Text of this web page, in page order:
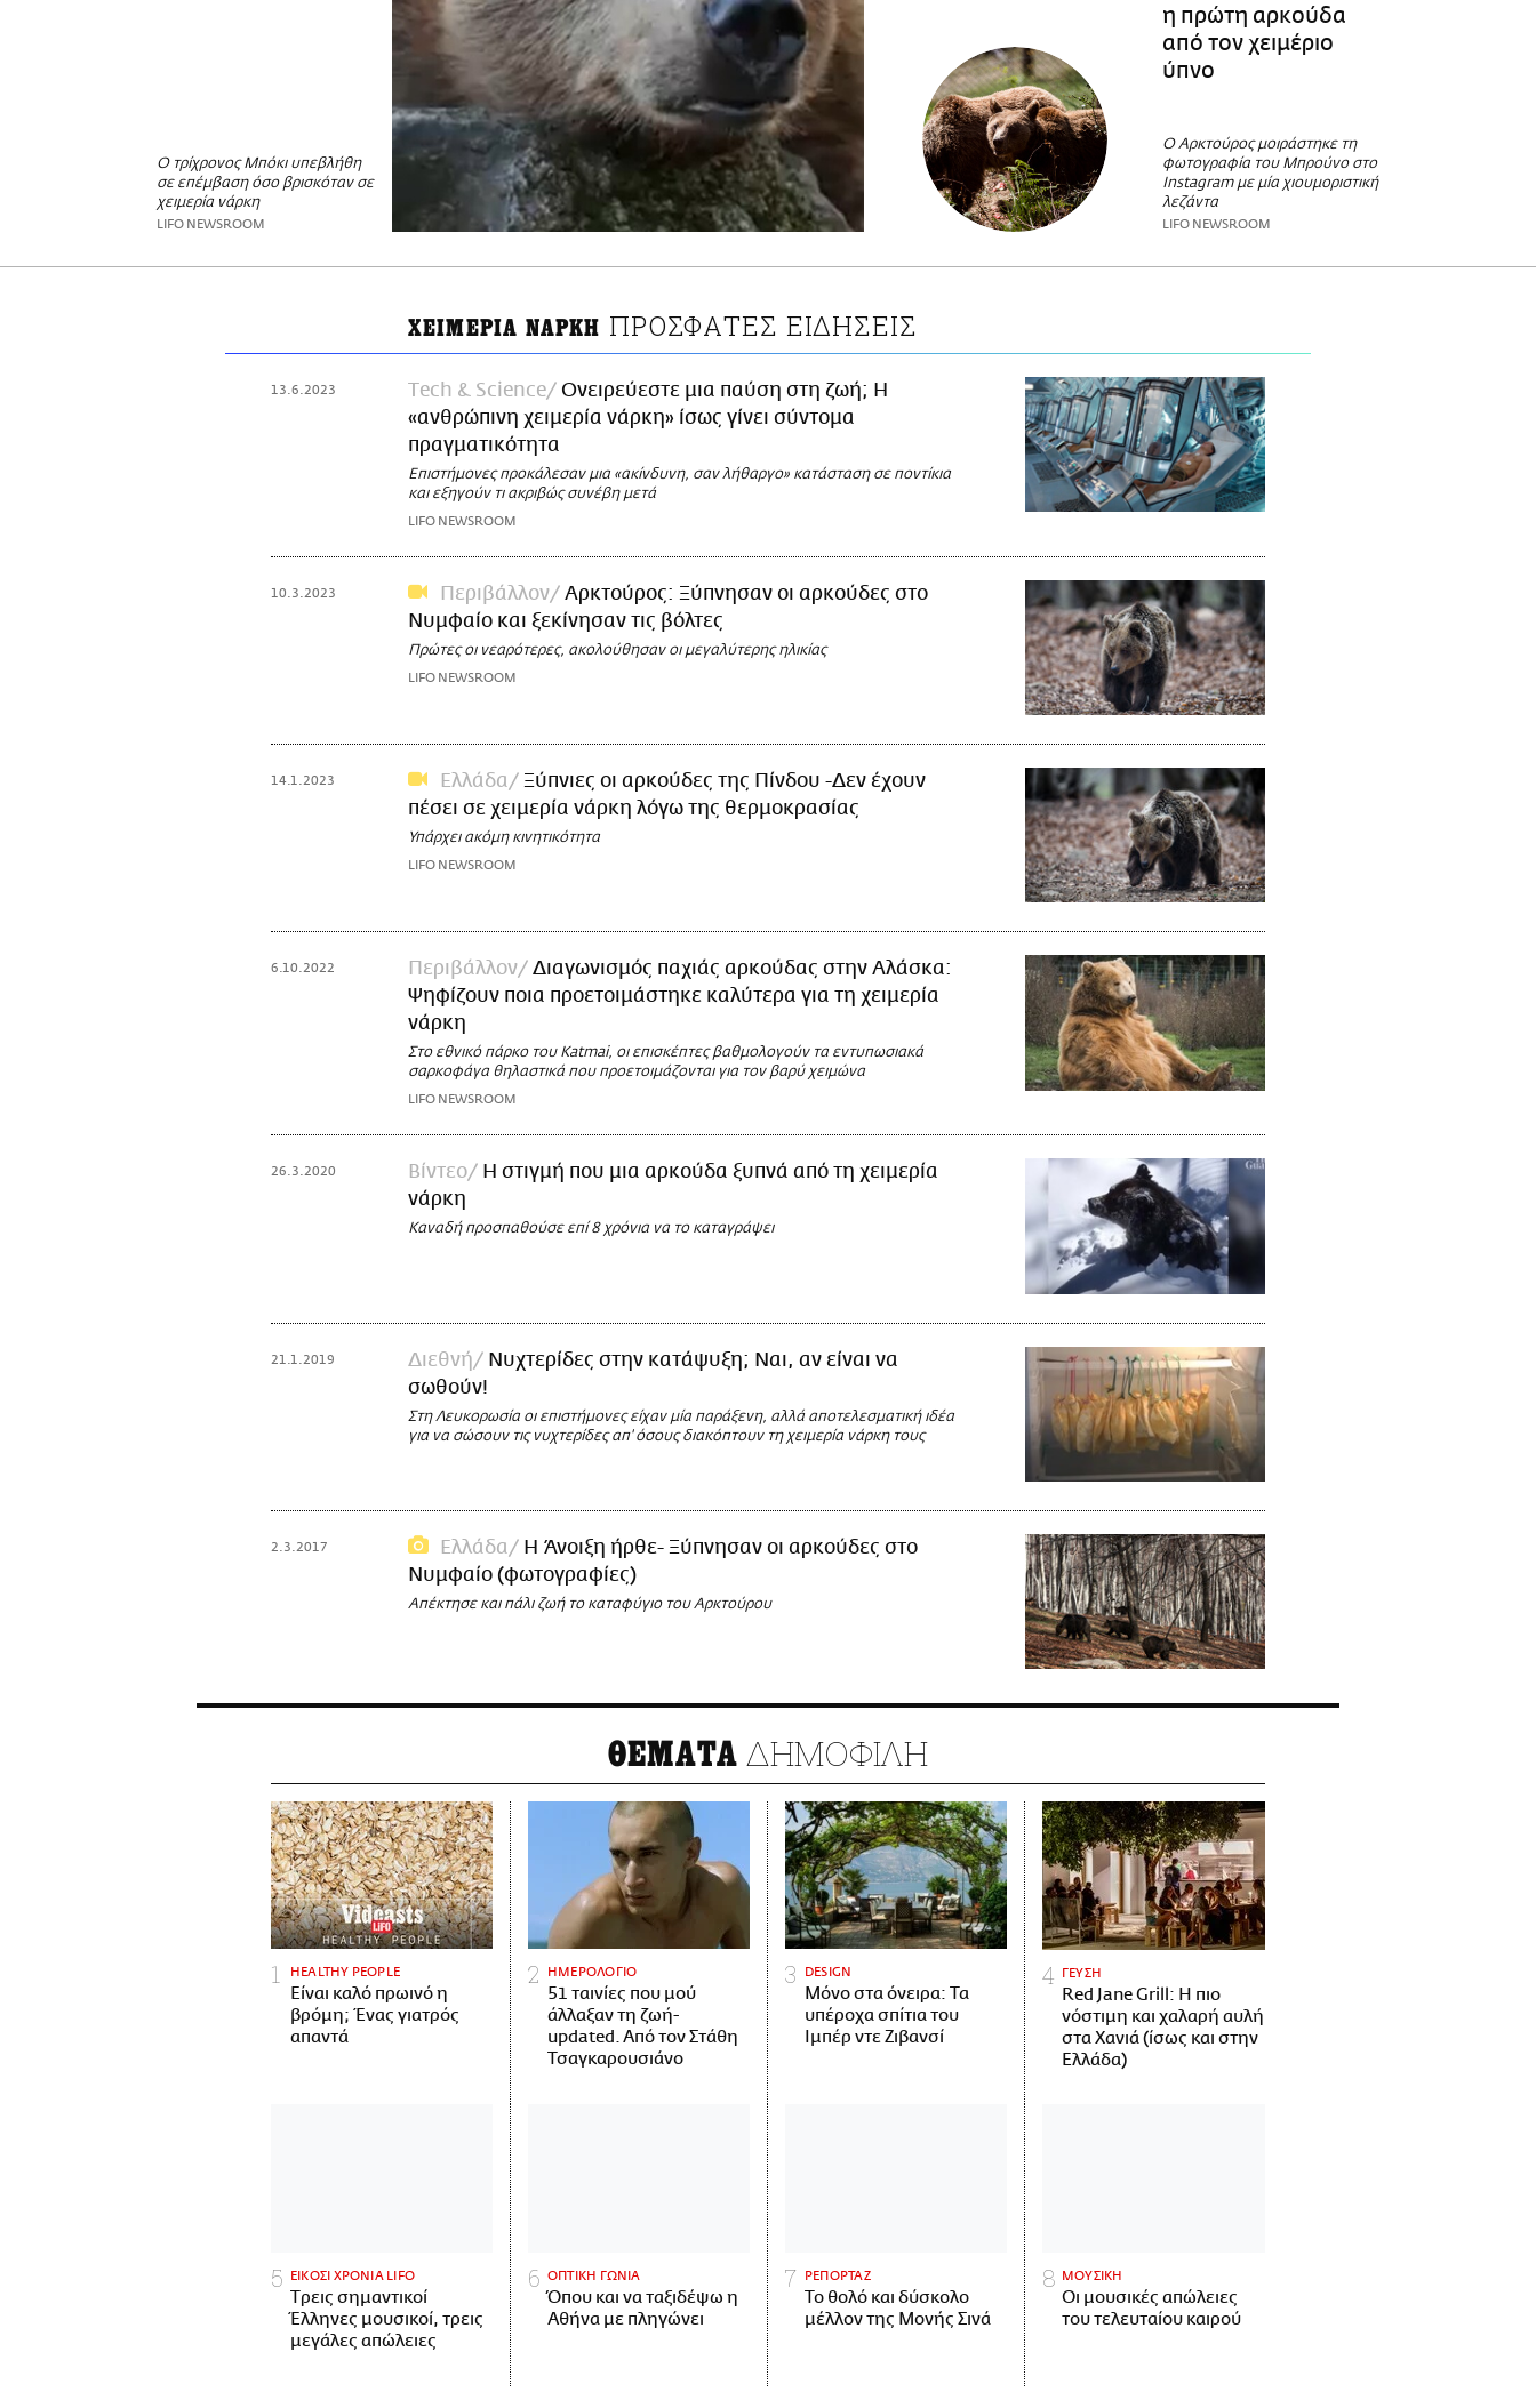
Ο τρίχρονος Μπόκι υπεβλήθη
σε επέμβαση όσο βρισκόταν σε
χειμερία νάρκη
LIFO NEWSROOM
η πρώτη αρκούδα
από τον χειμέριο
ύπνο
Ο Αρκτούρος μοιράστηκε τη
φωτογραφία του Μπρούνο στο
Instagram με μία χιουμοριστική
λεζάντα
LIFO NEWSROOM
ΧΕΙΜΕΡΙΑ ΝΑΡΚΗ ΠΡΟΣΦΑΤΕΣ ΕΙΔΗΣΕΙΣ
13.6.2023 Τech & Science
Ονειρεύεστε μια παύση στη ζωή; Η
«ανθρώπινη χειμερία νάρκη» ίσως γίνει σύντομα
πραγματικότητα
Επιστήμονες προκάλεσαν μια «ακίνδυνη, σαν λήθαργο» κατάσταση σε ποντίκια
και εξηγούν τι ακριβώς συνέβη μετά
LIFO NEWSROOM
10.3.2023 Περιβάλλον
Αρκτούρος: Ξύπνησαν οι αρκούδες στο
Νυμφαίο και ξεκίνησαν τις βόλτες
Πρώτες οι νεαρότερες, ακολούθησαν οι μεγαλύτερης ηλικίας
LIFO NEWSROOM
14.1.2023 Ελλάδα
Ξύπνιες οι αρκούδες της Πίνδου -Δεν έχουν
πέσει σε χειμερία νάρκη λόγω της θερμοκρασίας
Υπάρχει ακόμη κινητικότητα
LIFO NEWSROOM
6.10.2022 Περιβάλλον
Διαγωνισμός παχιάς αρκούδας στην Αλάσκα:
Ψηφίζουν ποια προετοιμάστηκε καλύτερα για τη χειμερία
νάρκη
Στο εθνικό πάρκο του Katmai, οι επισκέπτες βαθμολογούν τα εντυπωσιακά
σαρκοφάγα θηλαστικά που προετοιμάζονται για τον βαρύ χειμώνα
LIFO NEWSROOM
26.3.2020 Βίντεο
Η στιγμή που μια αρκούδα ξυπνά από τη χειμερία
νάρκη
Καναδή προσπαθούσε επί 8 χρόνια να το καταγράψει
21.1.2019 Διεθνή
Νυχτερίδες στην κατάψυξη; Ναι, αν είναι να
σωθούν!
Στη Λευκορωσία οι επιστήμονες είχαν μία παράξενη, αλλά αποτελεσματική ιδέα
για να σώσουν τις νυχτερίδες απ' όσους διακόπτουν τη χειμερία νάρκη τους
2.3.2017 Ελλάδα
Η Άνοιξη ήρθε- Ξύπνησαν οι αρκούδες στο
Νυμφαίο (φωτογραφίες)
Απέκτησε και πάλι ζωή το καταφύγιο του Αρκτούρου
ΘΕΜΑΤΑ ΔΗΜΟΦΙΛΗ
HEALTHY PEOPLE
Είναι καλό πρωινό η
βρόμη; Ένας γιατρός
απαντά
ΗΜΕΡΟΛΟΓΙΟ
51 ταινίες που μού
άλλαξαν τη ζωή-
updated. Aπό τον Στάθη
Τσαγκαρουσιάνο
DESIGN
Μόνο στα όνειρα: Τα
υπέροχα σπίτια του
Ιμπέρ ντε Ζιβανσί
ΓΕΥΣΗ
Red Jane Grill: Η πιο
νόστιμη και χαλαρή αυλή
στα Χανιά (ίσως και στην
Ελλάδα)
ΕΙΚΟΣΙ ΧΡΟΝΙΑ LIFO
Tρεις σημαντικοί
Έλληνες μουσικοί, τρεις
μεγάλες απώλειες
ΟΠΤΙΚΗ ΓΩΝΙΑ
Όπου και να ταξιδέψω η
Αθήνα με πληγώνει
ΡΕΠΟΡΤΑΖ
Το θολό και δύσκολο
μέλλον της Μονής Σινά
ΜΟΥΣΙΚΗ
Οι μουσικές απώλειες
του τελευταίου καιρού